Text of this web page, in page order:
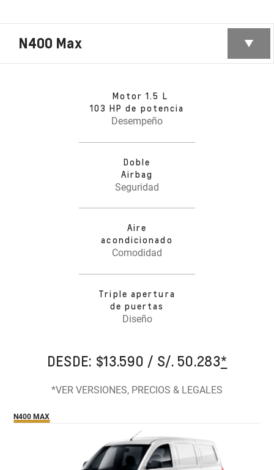
N400 Max
Motor 1.5 L
103 HP de potencia
Desempeño
Doble
Airbag
Seguridad
Aire
acondicionado
Comodidad
Triple apertura
de puertas
Diseño
DESDE: $13.590 / S/. 50.283*
*VER VERSIONES, PRECIOS & LEGALES
N400 MAX